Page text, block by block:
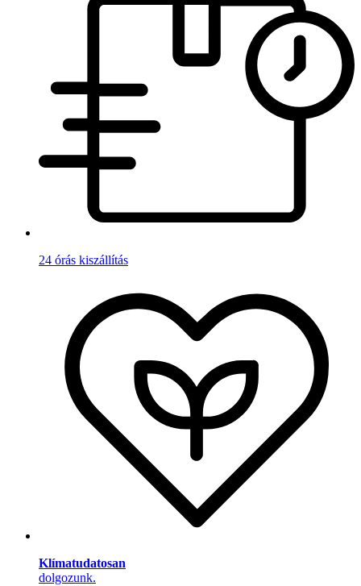
24 órás kiszállítás
Klímatudatosan
dolgozunk.